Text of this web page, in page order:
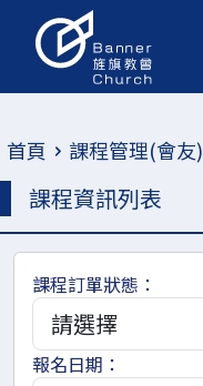
首頁 課程管理(會友)
課程資訊列表
課程訂單狀態：
報名日期：